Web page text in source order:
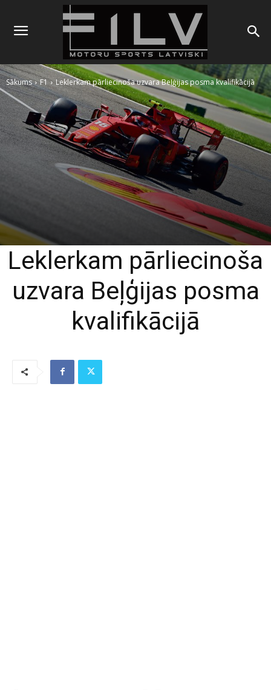
Sākums F1 Leklerkam pārliecinoša uzvara Beļģijas posma kvalifikācijā
Leklerkam pārliecinoša
uzvara Beļģijas posma
kvalifikācijā